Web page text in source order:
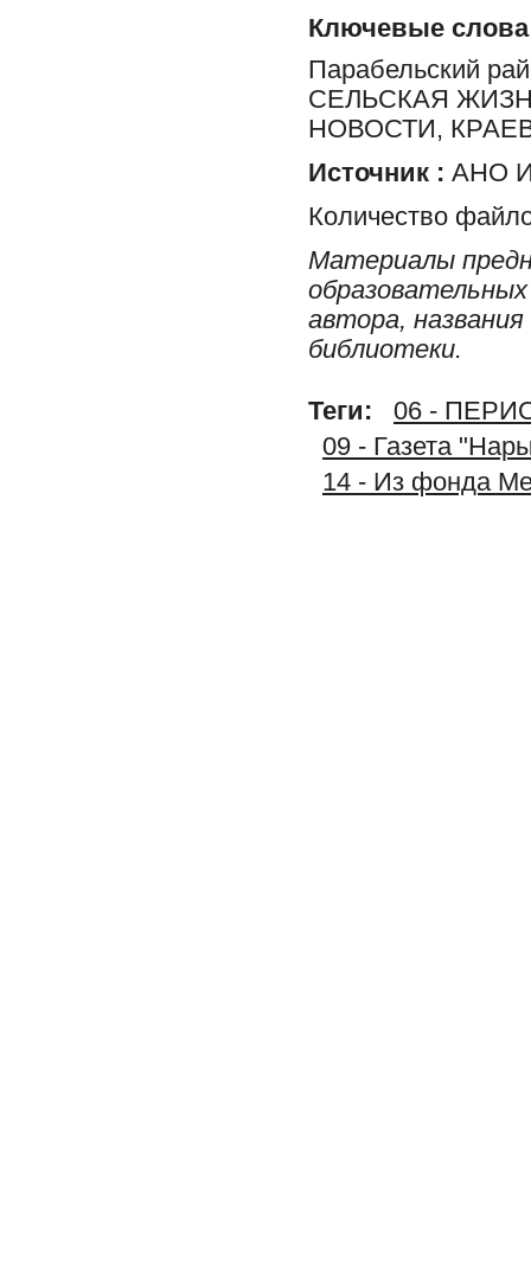
Ключевые слова
Парабельский
СЕЛЬСКАЯ
НОВОСТИ,
Источник : АНО
Количество
Материалы
автора,
библиотеки.
Теги:
06 -
09 - Газета
14 - Из фонда